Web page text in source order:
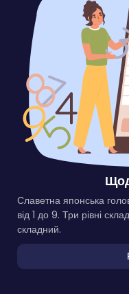
Славетна японська
від 1 до 9. Три рівні
складний.